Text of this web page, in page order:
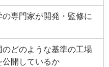
専門家が開発・監修に
のどのような基準の工場
公開しているか